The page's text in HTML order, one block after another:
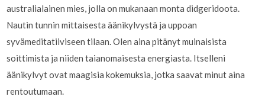
australialainen mies, jolla on mukanaan monta didgeridoota.
Nautin tunnin mittaisesta äänikylvystä ja uppoan
syvämeditatiiviseen tilaan. Olen aina pitänyt muinaisista
soittimista ja niiden taianomaisesta energiasta. Itselleni
äänikylvyt ovat maagisia kokemuksia, jotka saavat minut aina
rentoutumaan.